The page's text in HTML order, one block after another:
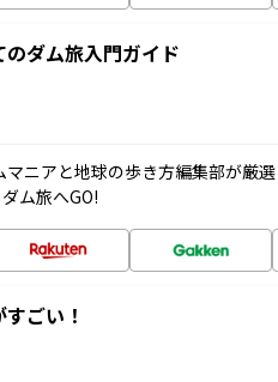
ダム旅入門ガイド
ニアと地球の歩き方編集部が厳選
ム旅へGO!
ごい！